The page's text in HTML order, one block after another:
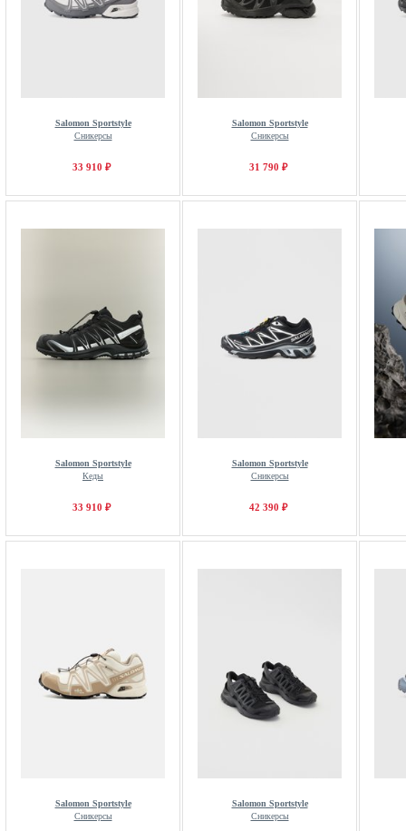
Salomon Sportstyle
Сникерсы
33 910 ₽
Salomon Sportstyle
Сникерсы
31 790 ₽
Salomon Sportstyle
Кеды
33 910 ₽
Salomon Sportstyle
Сникерсы
42 390 ₽
Salomon Sportstyle
Сникерсы
Salomon Sportstyle
Сникерсы